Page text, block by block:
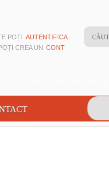
POȚI AUTENTIFICA
CREA UN CONT